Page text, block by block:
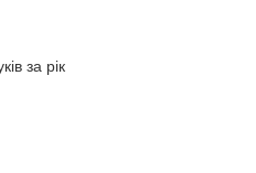
за рік